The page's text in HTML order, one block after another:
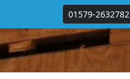
01579-2632782